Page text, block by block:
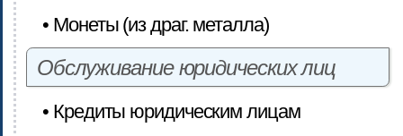
• Монеты (из драг. металла)
Обслуживание юридических лиц
• Кредиты юридическим лицам